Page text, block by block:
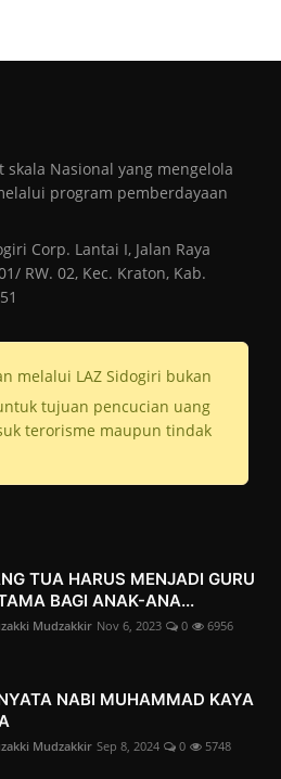
Nasional yang mengelola
program pemberdayaan
Corp. Lantai I, Jalan Raya
RW. 02, Kec. Kraton, Kab.
melalui LAZ Sidogiri bukan
tujuan pencucian uang
terorisme maupun tindak
TUA HARUS MENJADI GURU
BAGI ANAK-ANA...
Mudzakkir Nov 6, 2023 0 6956
NABI MUHAMMAD KAYA
Mudzakkir Sep 8, 2024 0 5748